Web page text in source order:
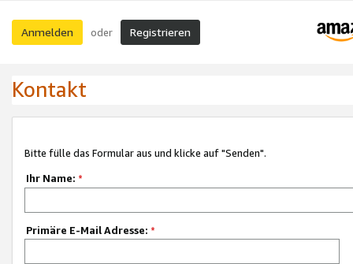
Anmelden oder Registrieren
Kontakt
Bitte fülle das Formular aus und klicke auf "Senden".
Ihr Name: *
Primäre E-Mail Adresse: *